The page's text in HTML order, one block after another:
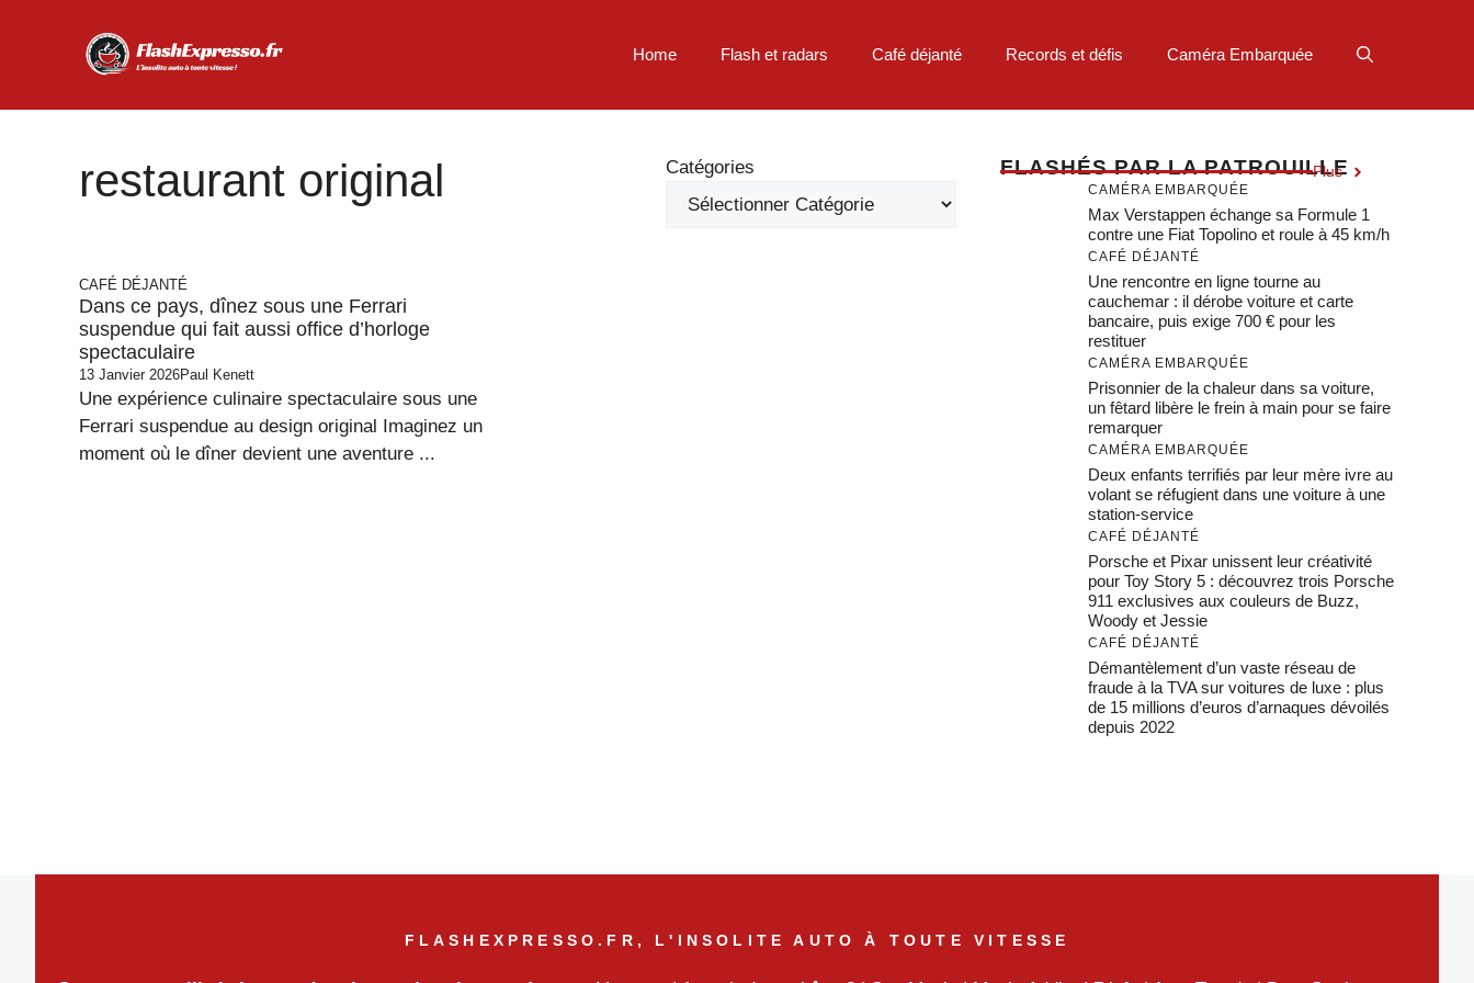
Home Flash et radars Café déjanté Records et défis Caméra Embarquée
restaurant original Catégories
CAFÉ DÉJANTÉ
Dans ce pays, dînez sous une Ferrari
suspendue qui fait aussi office d’horloge
spectaculaire
13 Janvier 2026Paul Kenett
Une expérience culinaire spectaculaire sous une
Ferrari suspendue au design original Imaginez un
moment où le dîner devient une aventure ...
FLASHÉS PAR LA PATROUILLE
Plus
CAMÉRA EMBARQUÉE
Max Verstappen échange sa Formule 1
contre une Fiat Topolino et roule à 45 km/h
CAFÉ DÉJANTÉ
Une rencontre en ligne tourne au
cauchemar : il dérobe voiture et carte
bancaire, puis exige 700 € pour les
restituer
CAMÉRA EMBARQUÉE
Prisonnier de la chaleur dans sa voiture,
un fêtard libère le frein à main pour se faire
remarquer
CAMÉRA EMBARQUÉE
Deux enfants terrifiés par leur mère ivre au
volant se réfugient dans une voiture à une
station-service
CAFÉ DÉJANTÉ
Porsche et Pixar unissent leur créativité
pour Toy Story 5 : découvrez trois Porsche
911 exclusives aux couleurs de Buzz,
Woody et Jessie
CAFÉ DÉJANTÉ
Démantèlement d’un vaste réseau de
fraude à la TVA sur voitures de luxe : plus
de 15 millions d’euros d’arnaques dévoilés
depuis 2022
FLASHEXPRESSO.FR, L'INSOLITE AUTO À TOUTE VITESSE